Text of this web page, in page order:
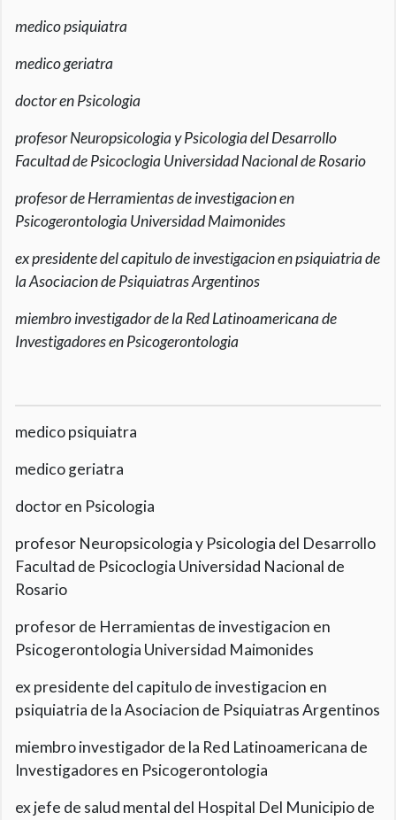
medico psiquiatra
medico geriatra
doctor en Psicologia
profesor Neuropsicologia y Psicologia del Desarrollo
Facultad de Psicoclogia Universidad Nacional de Rosario
profesor de Herramientas de investigacion en
Psicogerontologia Universidad Maimonides
ex presidente del capitulo de investigacion en psiquiatria de
la Asociacion de Psiquiatras Argentinos
miembro investigador de la Red Latinoamericana de
Investigadores en Psicogerontologia
medico psiquiatra
medico geriatra
doctor en Psicologia
profesor Neuropsicologia y Psicologia del Desarrollo
Facultad de Psicoclogia Universidad Nacional de
Rosario
profesor de Herramientas de investigacion en
Psicogerontologia Universidad Maimonides
ex presidente del capitulo de investigacion en
psiquiatria de la Asociacion de Psiquiatras Argentinos
miembro investigador de la Red Latinoamericana de
Investigadores en Psicogerontologia
ex jefe de salud mental del Hospital Del Municipio de